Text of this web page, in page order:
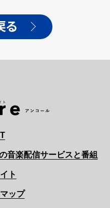
る
音楽配信サービスと番組
ト
ップ